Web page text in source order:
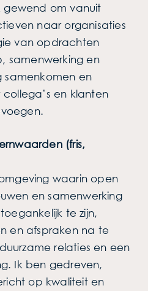
gewend om vanuit
naar organisaties
van opdrachten
samenwerking en
samenkomen en
en klanten
(fris,
waarin open
en samenwerking
te zijn,
en afspraken na te
relaties en een
Ik ben gedreven,
op kwaliteit en